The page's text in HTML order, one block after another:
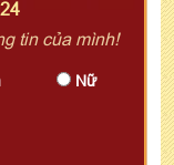
tin của mình!
Nữ